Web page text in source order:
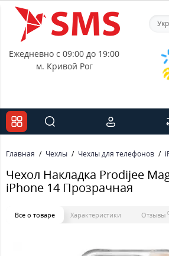
Ежедневно с 09:00 до 19:00
м. Кривой Рог
Главная Чехлы Чехлы для телефонов
Чехол Накладка Prodijee
iPhone 14 Прозрачная
Все о товаре Характеристики Отзывы 0